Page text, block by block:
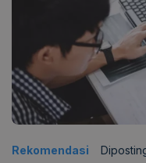
Rekomendasi